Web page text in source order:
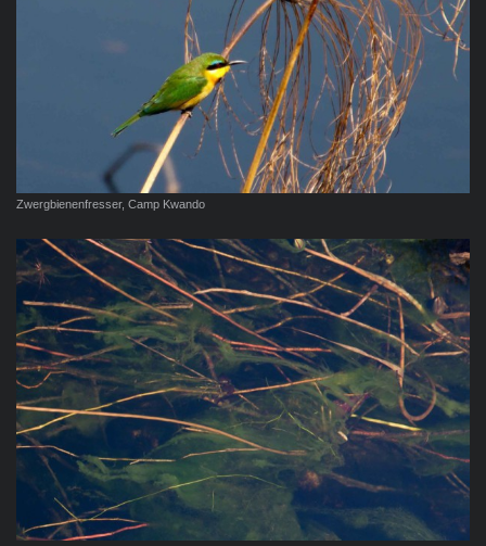
Zwergbienenfresser, Camp Kwando